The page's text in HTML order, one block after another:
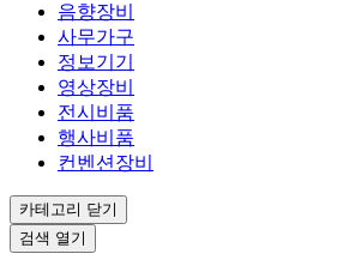
음향장비
사무가구
정보기기
영상장비
전시비품
행사비품
컨벤션장비
카테고리 닫기
검색 열기